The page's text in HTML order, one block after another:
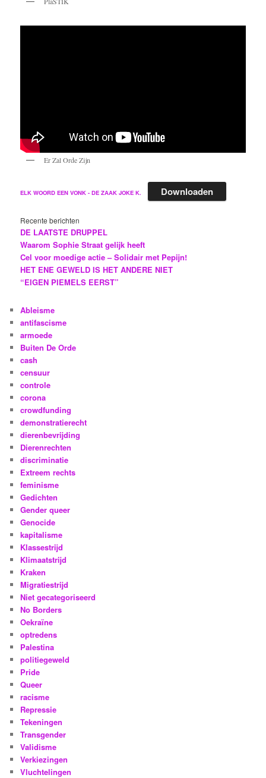
Er Zal Orde Zijn
ELK WOORD EEN VONK - DE ZAAK JOKE K. Downloaden
Recente berichten
DE LAATSTE DRUPPEL
Waarom Sophie Straat gelijk heeft
Cel voor moedige actie – Solidair met Pepijn!
HET ENE GEWELD IS HET ANDERE NIET
“EIGEN PIEMELS EERST”
Ableisme
antifascisme
armoede
Buiten De Orde
cash
censuur
controle
corona
crowdfunding
demonstratierecht
dierenbevrijding
Dierenrechten
discriminatie
Extreem rechts
feminisme
Gedichten
Gender queer
Genocide
kapitalisme
Klassestrijd
Klimaatstrijd
Kraken
Migratiestrijd
Niet gecategoriseerd
No Borders
Oekraïne
optredens
Palestina
politiegeweld
Pride
Queer
racisme
Repressie
Tekeningen
Transgender
Validisme
Verkiezingen
Vluchtelingen